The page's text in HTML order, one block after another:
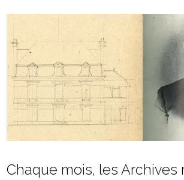
Chaque mois, les Archives